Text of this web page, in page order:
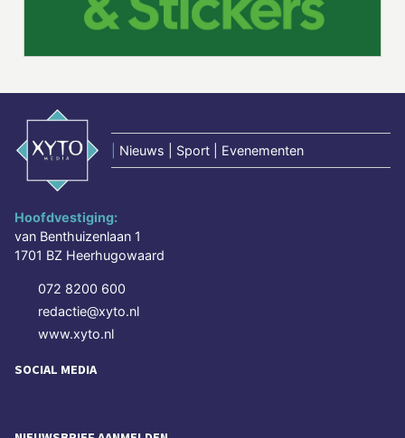
Nieuws | Sport | Evenementen
Hoofdvestiging:
van Benthuizenlaan 1
1701 BZ Heerhugowaard
072 8200 600
redactie@xyto.nl
www.xyto.nl
SOCIAL MEDIA